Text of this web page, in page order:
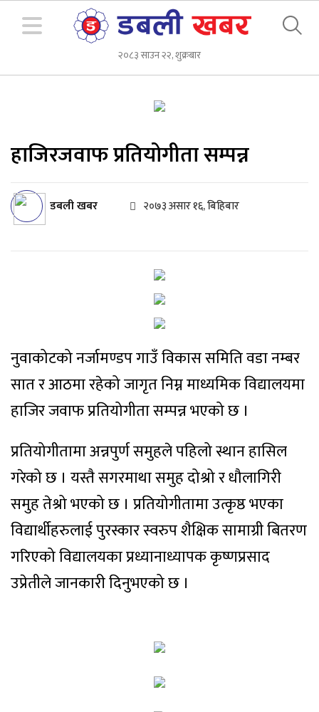
२०८३ साउन २२, शुक्रबार
हाजिरजवाफ प्रतियोगीता सम्पन्न
डबली खबर २०७३ असार १६, बिहिबार
नुवाकोटको नर्जामण्डप गाउँ विकास समिति वडा नम्बर
सात र आठमा रहेको जागृत निम्न माध्यमिक विद्यालयमा
हाजिर जवाफ प्रतियोगीता सम्पन्न भएको छ ।
प्रतियोगीतामा अन्नपुर्ण समुहले पहिलो स्थान हासिल
गरेको छ । यस्तै सगरमाथा समुह दोश्रो र धौलागिरी
समुह तेश्रो भएको छ । प्रतियोगीतामा उत्कृष्ठ भएका
विद्यार्थीहरुलाई पुरस्कार स्वरुप शैक्षिक सामाग्री बितरण
गरिएको विद्यालयका प्रध्यानाध्यापक कृष्णप्रसाद
उप्रेतीले जानकारी दिनुभएको छ ।